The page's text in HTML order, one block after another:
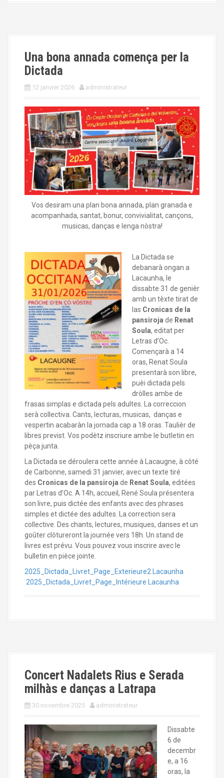
Una bona annada comença per la
Dictada
12 janvier 2026 administrateur
Vos desiram una plan bona annada, plan granada e
acompanhada, santat, bonur, convivialitat, cançons,
musicas, danças e lenga nòstra!
La Dictada se
debanarà ongan a
Lacaunha, le
dissabte 31 de genièr
amb un tèxte tirat de
las Cronicas de la
pansiroja de Renat
Soula, editat per
Letras d’Oc.
Començarà a 14
oras, Renat Soula
presentarà son libre,
puèi dictada pels
dròlles ambe de
frasas simplas e dictada pels adultes. La correccion
serà collectiva. Cants, lecturas, musicas, danças e
vespertin acabaràn la jornada cap a 18 oras. Taulièr de
libres previst. Vos podètz inscriure ambe le butletin en
pèça junta.
La Dictada se déroulera cette année à Lacaugne, à côté
de Carbonne, samedi 31 janvier, avec un texte tiré
des Cronicas de la pansiroja de Renat Soula, editées
par Letras d’Oc. A 14h, accueil, René Soula présentera
son livre, puis dictée des enfants avec des phrases
simples et dictée des adultes. La correction sera
collective. Des chants, lectures, musiques, danses et un
goûter clôtureront la journée vers 18h. Un stand de
livres est prévu. Vous pouvez vous inscrire avec le
bulletin en pièce jointe.
2025_Dictada_Livret_Page_Exterieure2 Lacaunha
2025_Dictada_Livret_Page_Intérieure Lacaunha
Concert Nadalets Rius e Serada
milhàs e danças a Latrapa
30 novembre 2025 administrateur
Dissabte
6 de
decembr
e, a 16
oras, la